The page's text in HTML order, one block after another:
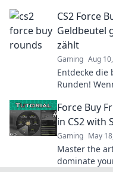
CS2 Force
Geldbeutel
zählt
Gaming Aug
Entdecke die
Runden!
Force Buy
in CS2 with
Gaming May
Master the
dominate